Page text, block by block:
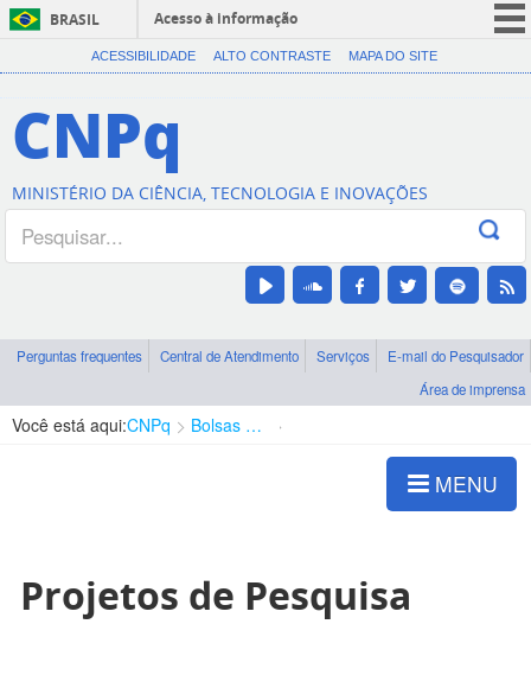
BRASIL
Acesso à informação
CORONAVÍRUS (COVID-19)
Canais
ACESSIBILIDADE ALTO CONTRASTE MAPA DO SITE
CNPq
MINISTÉRIO DA CIÊNCIA, TECNOLOGIA E INOVAÇÕES
Perguntas frequentes Central de Atendimento Serviços
E-mail do Pesquisador
Área de imprensa
Você está aqui:CNPq Bolsas e Auxílios Vigentes
MENU
Projetos de Pesquisa